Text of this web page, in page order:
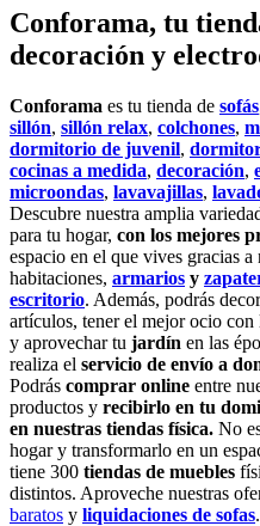
Conforama, tu
decoración y
Conforama es tu tienda de sofás
sillón, sillón relax, colchones,
dormitorio de juvenil,
cocinas a medida, decoración,
microondas, lavavajillas,
Descubre nuestra amplia
para tu hogar, con los mejores
espacio en el que vives gracias a
habitaciones, armarios y
escritorio. Además, podrás
artículos, tener el mejor ocio con
y aprovechar tu jardín en las
realiza el servicio de envío a
Podrás comprar online entre
productos y recibirlo en tu
en nuestras tiendas física. No
hogar y transformarlo en un
tiene 300 tiendas de muebles
distintos. Aproveche nuestras
baratos y liquidaciones de sofas.